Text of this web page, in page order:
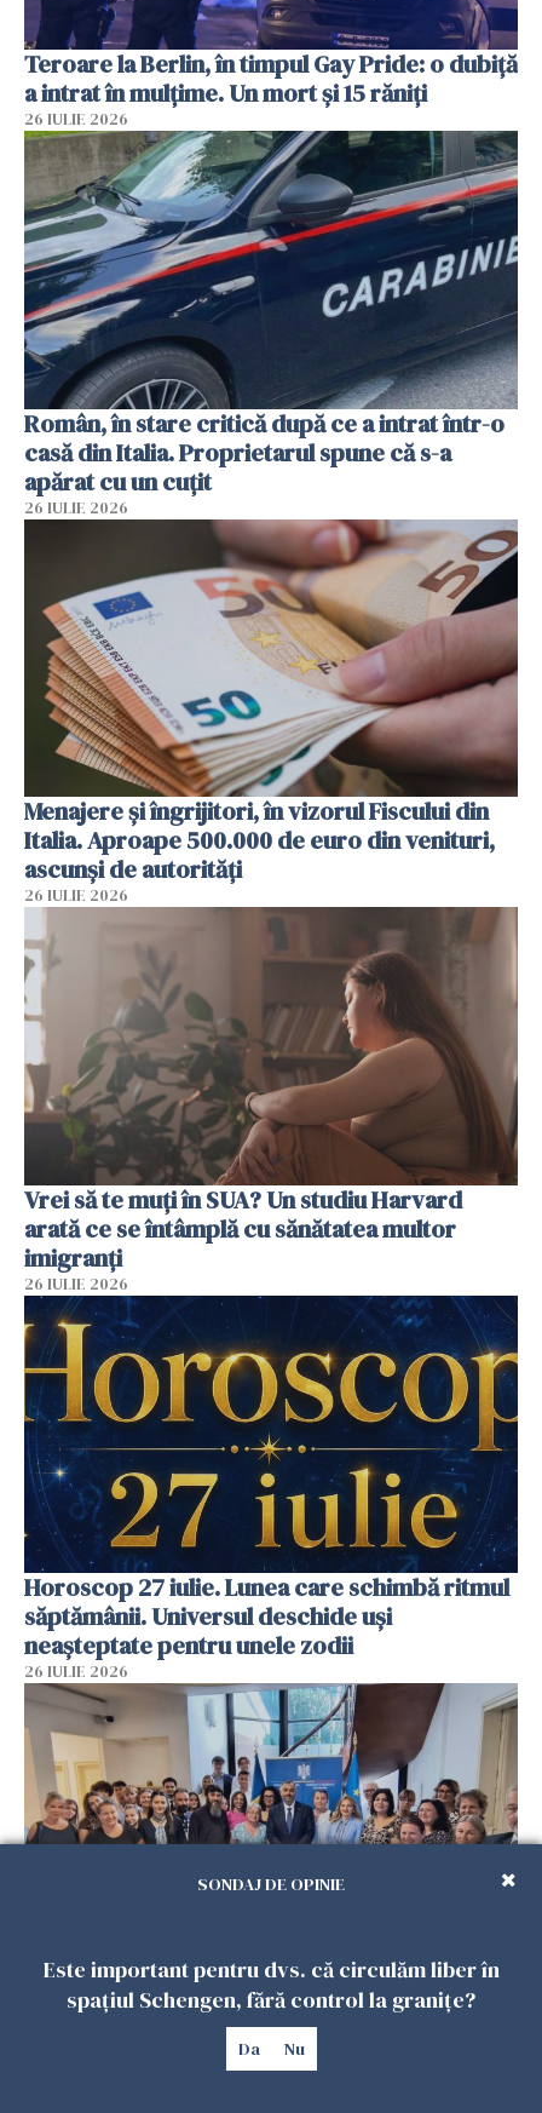
Teroare la Berlin, în timpul Gay Pride: o dubiță
a intrat în mulțime. Un mort și 15 răniți
26 IULIE 2026
Român, în stare critică după ce a intrat într-o
casă din Italia. Proprietarul spune că s-a
apărat cu un cuțit
26 IULIE 2026
Menajere și îngrijitori, în vizorul Fiscului din
Italia. Aproape 500.000 de euro din venituri,
ascunși de autorități
26 IULIE 2026
Vrei să te muți în SUA? Un studiu Harvard
arată ce se întâmplă cu sănătatea multor
imigranți
26 IULIE 2026
Horoscop 27 iulie. Lunea care schimbă ritmul
săptămânii. Universul deschide uși
neașteptate pentru unele zodii
26 IULIE 2026
Accidente, spitalizare sau alte urgențe?
Consulatul României la Roma promite
intervenții în doar 24 de ore
SONDAJ DE OPINIE
Este important pentru dvs. că circulăm liber în
spațiul Schengen, fără control la granițe?
Da Nu